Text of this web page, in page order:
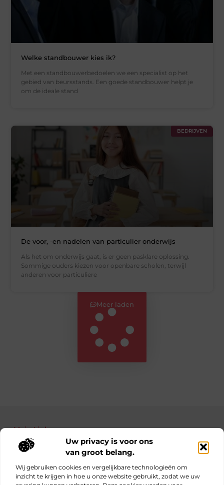
Uw privacy is voor ons
van groot belang.
Wij gebruiken cookies en vergelijkbare technologieën om
inzicht te krijgen in hoe u onze website gebruikt, zodat we uw
Welke standbouwer kies ik?
Met een standbouwerbedoelen we een specialist op het
gebied van beursstands. Een goede standbouwer helpt je
om de ideale stand
BEDRIJVEN
De voor, -en nadelen van particulier onderwijs
Als het om onderwijs gaat, is er geen pasklare oplossing.
Sommige ouders kiezen voor openbare scholen, terwijl
anderen voor particuliere
Meer laden
Main Links
Bekende Nederlanders